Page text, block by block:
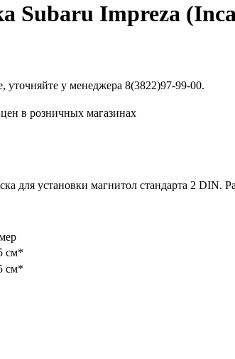
Subaru Impreza
у менеджера 8(3822)97-99-00.
в розничных магазинах
для установки магнитол стандарта 2 DIN.
см*
см*